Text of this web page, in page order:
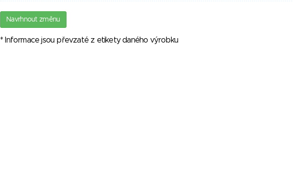
Navrhnout změnu
* Informace jsou převzaté z etikety daného výrobku